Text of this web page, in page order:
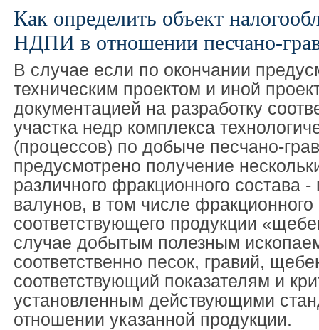
Как определить объект
НДПИ в отношении песчано-
В случае если по окончании
техническим проектом и иной
документацией на разработку
участка недр комплекса
(процессов) по добыче песчано-
предусмотрено получение
различного фракционного состава -
валунов, в том числе фракционного
соответствующего продукции
случае добытым полезным
соответственно песок, гравий,
соответствующий показателям и
установленным действующими
отношении указанной продукции.